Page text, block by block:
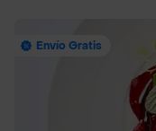
Envío Gratis